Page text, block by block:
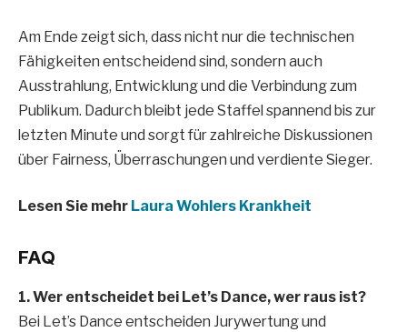
Am Ende zeigt sich, dass nicht nur die technischen
Fähigkeiten entscheidend sind, sondern auch
Ausstrahlung, Entwicklung und die Verbindung zum
Publikum. Dadurch bleibt jede Staffel spannend bis zur
letzten Minute und sorgt für zahlreiche Diskussionen
über Fairness, Überraschungen und verdiente Sieger.
Lesen Sie mehr Laura Wohlers Krankheit
FAQ
1. Wer entscheidet bei Let’s Dance, wer raus ist?
Bei Let’s Dance entscheiden Jurywertung und